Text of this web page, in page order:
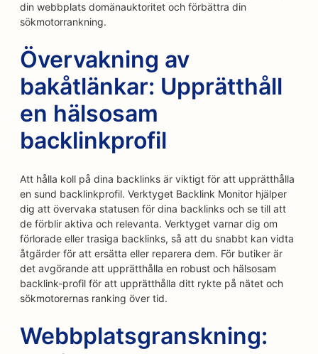
din webbplats domänauktoritet och förbättra din
sökmotorrankning.
Övervakning av
bakåtlänkar: Upprätthåll
en hälsosam
backlinkprofil
Att hålla koll på dina backlinks är viktigt för att upprätthålla
en sund backlinkprofil. Verktyget Backlink Monitor hjälper
dig att övervaka statusen för dina backlinks och se till att
de förblir aktiva och relevanta. Verktyget varnar dig om
förlorade eller trasiga backlinks, så att du snabbt kan vidta
åtgärder för att ersätta eller reparera dem. För butiker är
det avgörande att upprätthålla en robust och hälsosam
backlink-profil för att upprätthålla ditt rykte på nätet och
sökmotorernas ranking över tid.
Webbplatsgranskning: